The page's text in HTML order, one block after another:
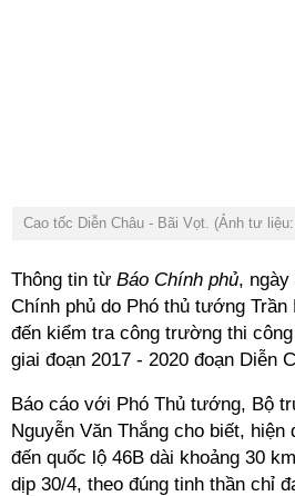
Cao tốc Diễn Châu - Bãi Vọt. (Ảnh tư liệu:
Thông tin từ Báo Chính phủ, ngày
Chính phủ do Phó thủ tướng Trần
đến kiểm tra công trường thi
giai đoạn 2017 - 2020 đoạn Diễn
Báo cáo với Phó Thủ tướng, Bộ
Nguyễn Văn Thắng cho biết, hiện
đến quốc lộ 46B dài khoảng 30
dịp 30/4, theo đúng tinh thần chỉ